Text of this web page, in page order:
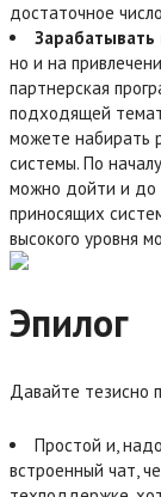
достаточное
Зарабатывать
но и на
партнерская
подходящей
можете набирать
системы. По
можно дойти и до
приносящих
высокого уровня
Эпилог
Давайте тезисно
Простой и,
встроенный чат,